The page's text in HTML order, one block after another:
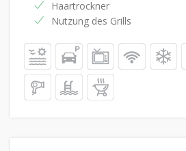
Haartrockner
Nutzung des Grills